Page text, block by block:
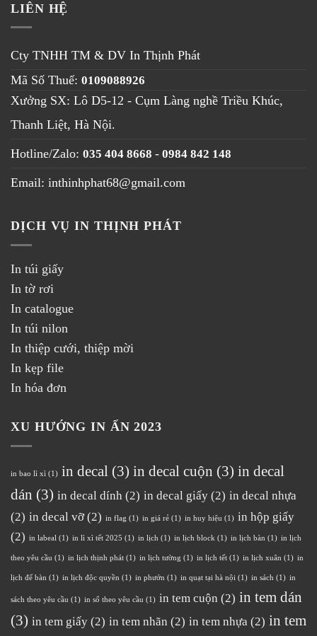
LIÊN HỆ
Cty TNHH TM & DV In Thịnh Phát
Mã Số Thuế: 0109088926
Xưởng SX: Lô D5-12 - Cụm Làng nghề Triều Khúc,
Thanh Liệt, Hà Nội.
Hotline/Zalo: 035 404 8668 - 0984 842 148
Email: inthinhphat68@gmail.com
DỊCH VỤ IN THỊNH PHÁT
In túi giấy
In tờ rơi
In catalogue
In túi nilon
In thiệp cưới, thiệp mời
In kẹp file
In hóa đơn
XU HƯỚNG IN ẤN 2023
in bao lì xì (1) in decal (3) in decal cuộn (3) in decal
dán (3) in decal dính (2) in decal giấy (2) in decal nhựa
(2) in decal vỡ(2) in flag (1) in giá rẻ (1) in huy hiệu (1) in hộp giấy
(2) in labeal (1) in lì xì tết 2025 (1) in lịch (1) in lịch block (1) in lịch bàn (1) in lịch
theo yêu cầu (1) in lịch thịnh phát (1) in lịch tường (1) in lịch tết (1) in lịch xuân (1) in
lịch để bàn (1) in lịch độc quyền (1) in phướn (1) in quạt tại hà nội (1) in sách (1) in
sách theo yêu cầu (1) in sổ theo yêu cầu (1) in tem cuộn (2) in tem dán
(3) in tem giấy (2) in tem nhãn (2) in tem nhựa (2) in tem